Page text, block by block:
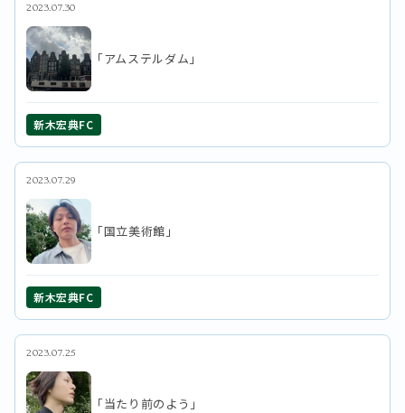
2023.07.30
「アムステルダム」
新木宏典FC
2023.07.29
「国立美術館」
新木宏典FC
2023.07.25
「当たり前のよう」